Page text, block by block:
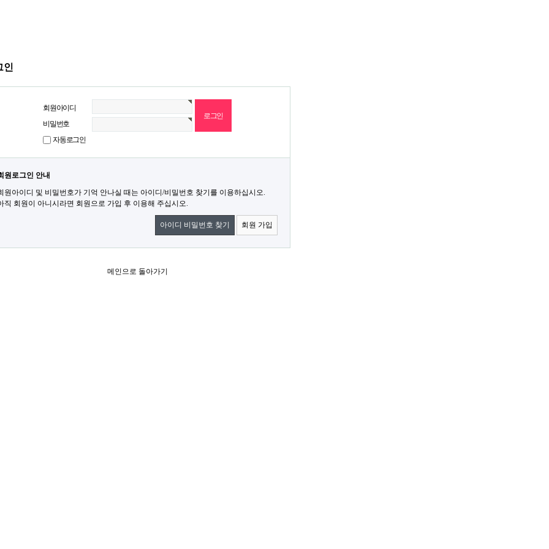
인
회원아이디
비밀번호
자동로그인
원로그인 안내
원아이디 및 비밀번호가 기억 안나실 때는 아이디/비밀번호 찾기를 이용하십시오.
직 회원이 아니시라면 회원으로 가입 후 이용해 주십시오.
아이디 비밀번호 찾기 회원 가입
메인으로 돌아가기